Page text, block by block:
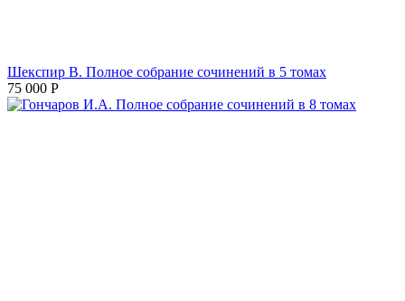
Шекспир В. Полное собрание сочинений в 5 томах
75 000 Р